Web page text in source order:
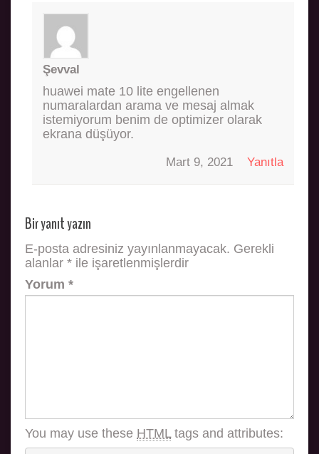
Şevval
huawei mate 10 lite engellenen
numaralardan arama ve mesaj almak
istemiyorum benim de optimizer olarak
ekrana düşüyor.
Yanıtla
Mart 9, 2021
Bir yanıt yazın
E-posta adresiniz yayınlanmayacak. Gerekli
alanlar * ile işaretlenmişlerdir
Yorum *
You may use these HTMLtags and attributes: